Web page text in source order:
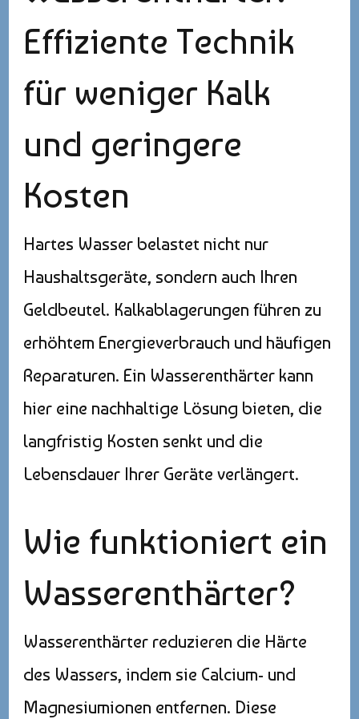
Effiziente Technik
für weniger Kalk
und geringere
Kosten
Hartes Wasser belastet nicht nur
Haushaltsgeräte, sondern auch Ihren
Geldbeutel. Kalkablagerungen führen zu
erhöhtem Energieverbrauch und häufigen
Reparaturen. Ein Wasserenthärter kann
hier eine nachhaltige Lösung bieten, die
langfristig Kosten senkt und die
Lebensdauer Ihrer Geräte verlängert.
Wie funktioniert ein
Wasserenthärter?
Wasserenthärter reduzieren die Härte
des Wassers, indem sie Calcium- und
Magnesiumionen entfernen. Diese